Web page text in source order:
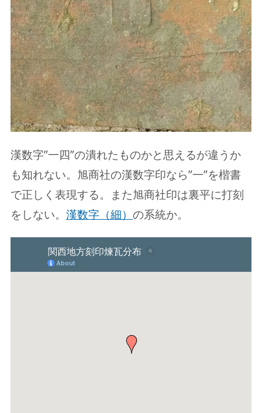
漢数字”一四”の潰れたものかと思えるが違うか
も知れない。旭商社の漢数字印なら”一”を楷書
で正しく表現する。また旭商社印は裏平に打刻
をしない。 漢数字（細） の系統か。